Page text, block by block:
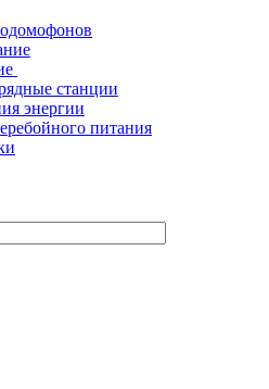
станции
энергии
питания